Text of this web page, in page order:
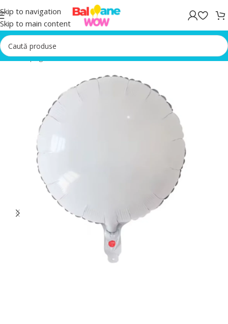
Skip to navigation
Skip to main content
Prima pagină/Baloane folie